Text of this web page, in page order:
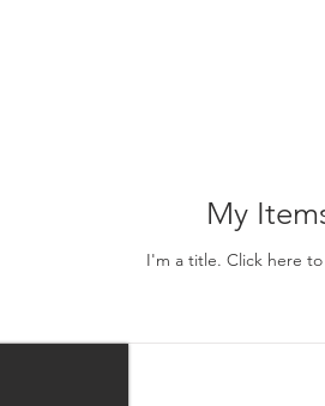
My
I'm a title.​ Click here